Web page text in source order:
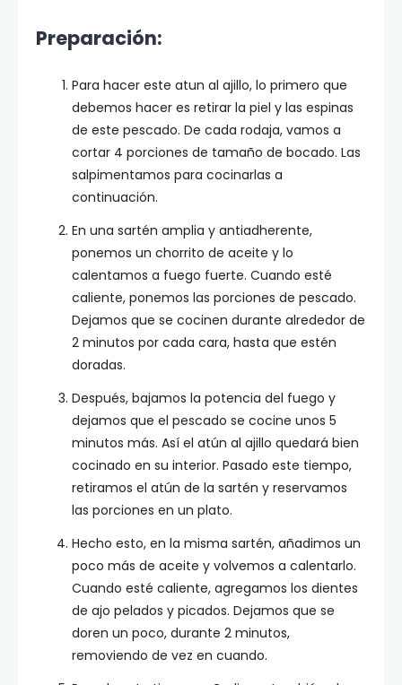
Preparación:
Para hacer este atun al ajillo, lo primero que
debemos hacer es retirar la piel y las espinas
de este pescado. De cada rodaja, vamos a
cortar 4 porciones de tamaño de bocado. Las
salpimentamos para cocinarlas a
continuación.
En una sartén amplia y antiadherente,
ponemos un chorrito de aceite y lo
calentamos a fuego fuerte. Cuando esté
caliente, ponemos las porciones de pescado.
Dejamos que se cocinen durante alrededor de
2 minutos por cada cara, hasta que estén
doradas.
Después, bajamos la potencia del fuego y
dejamos que el pescado se cocine unos 5
minutos más. Así el atún al ajillo quedará bien
cocinado en su interior. Pasado este tiempo,
retiramos el atún de la sartén y reservamos
las porciones en un plato.
Hecho esto, en la misma sartén, añadimos un
poco más de aceite y volvemos a calentarlo.
Cuando esté caliente, agregamos los dientes
de ajo pelados y picados. Dejamos que se
doren un poco, durante 2 minutos,
removiendo de vez en cuando.